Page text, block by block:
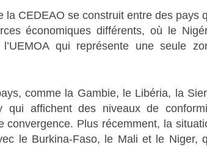
la CEDEAO se construit entre des pays
économiques différents, où le
qui représente une seule
comme la Gambie, le Libéria, la
qui affichent des niveaux de
convergence. Plus récemment, la
le Burkina-Faso, le Mali et le Niger,